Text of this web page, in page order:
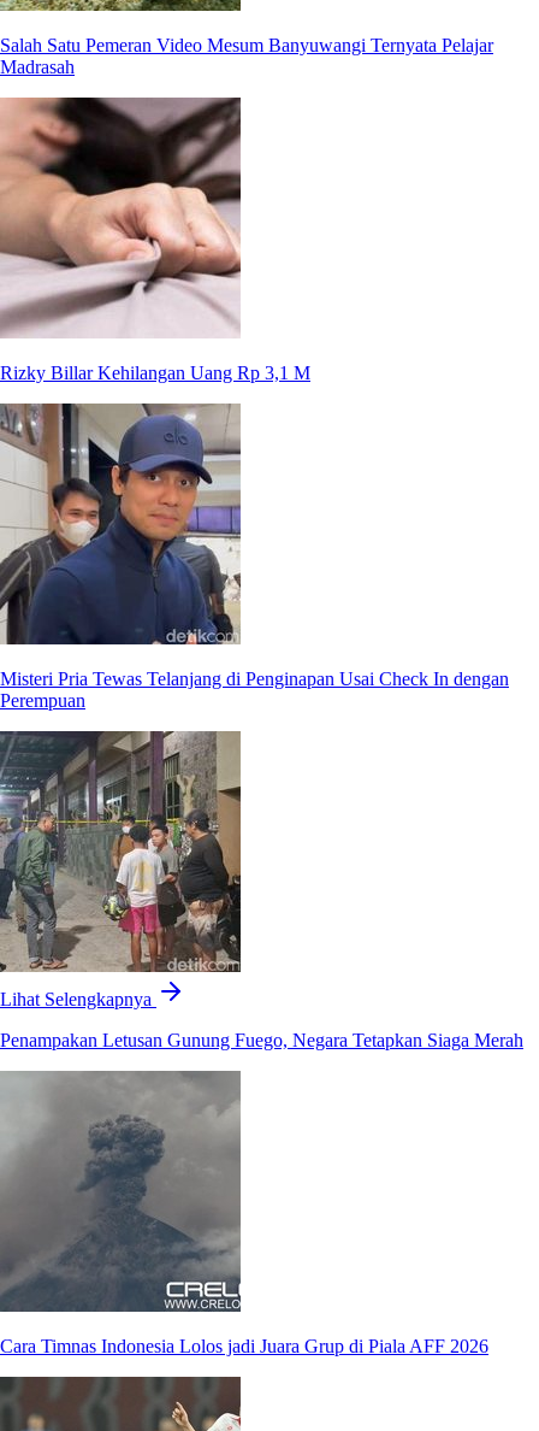
Salah Satu Pemeran Video Mesum Banyuwangi Ternyata Pelajar
Madrasah
Rizky Billar Kehilangan Uang Rp 3,1 M
Misteri Pria Tewas Telanjang di Penginapan Usai Check In dengan
Perempuan
Lihat Selengkapnya
Penampakan Letusan Gunung Fuego, Negara Tetapkan Siaga Merah
Cara Timnas Indonesia Lolos jadi Juara Grup di Piala AFF 2026